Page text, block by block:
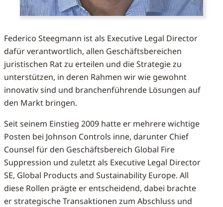
Federico Steegmann ist als Executive Legal Director
dafür verantwortlich, allen Geschäftsbereichen
juristischen Rat zu erteilen und die Strategie zu
unterstützen, in deren Rahmen wir wie gewohnt
innovativ sind und branchenführende Lösungen auf
den Markt bringen.
Seit seinem Einstieg 2009 hatte er mehrere wichtige
Posten bei Johnson Controls inne, darunter Chief
Counsel für den Geschäftsbereich Global Fire
Suppression und zuletzt als Executive Legal Director
SE, Global Products and Sustainability Europe. All
diese Rollen prägte er entscheidend, dabei brachte
er strategische Transaktionen zum Abschluss und